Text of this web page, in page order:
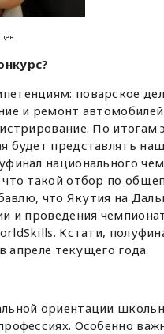
поварское
и ремонт
По итогам
будет представлять
национального
такой отбор по
что Якутия на
и проведения
Кстати,
апреле текущего года.
ориентации
Особенно